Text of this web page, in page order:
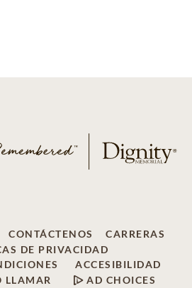
CONTÁCTENOS
CARRERAS
DE PRIVACIDAD
ACCESIBILIDAD
LLAMAR
AD CHOICES